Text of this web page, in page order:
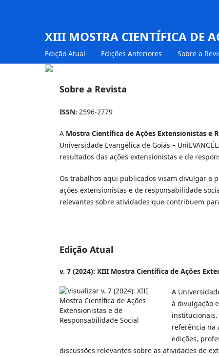
XIII MOSTRA CIENTÍFICA DE
Edição Atual Edições Anteriores Sobre a
Sobre a Revista
ISSN: 2596-2779
A Mostra Científica de Ações Extensionistas e
Universidade Evangélica de Goiás –
resultados das ações extensionistas e de
Os trabalhos aqui publicados visam divulgar a
ações extensionistas e de responsabilidade
relevantes sobre atividades que contribuem
Edição Atual
v. 7 (2024): XIII Mostra Científica de Ações
A
à divulgação
institucionais.
referência na
edições,
discussões relevantes sobre as atividades de